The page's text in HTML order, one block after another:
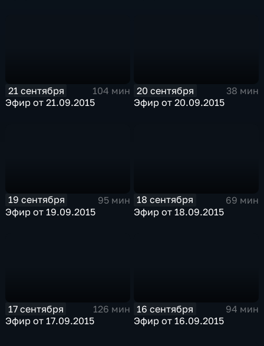
21 сентября
104 мин
Эфир от 21.09.2015
20 сентября
38 мин
Эфир от 20.09.2015
19 сентября
95 мин
Эфир от 19.09.2015
18 сентября
69 мин
Эфир от 18.09.2015
17 сентября
126 мин
Эфир от 17.09.2015
16 сентября
94 мин
Эфир от 16.09.2015